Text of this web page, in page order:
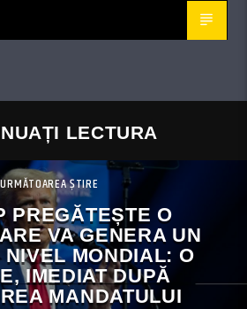
LECTURA
URMĂTOAREA ȘTIRE
PREGĂTEȘTE O
VA GENERA UN
NIVEL MONDIAL: O
IMEDIAT DUPĂ
MANDATULUI